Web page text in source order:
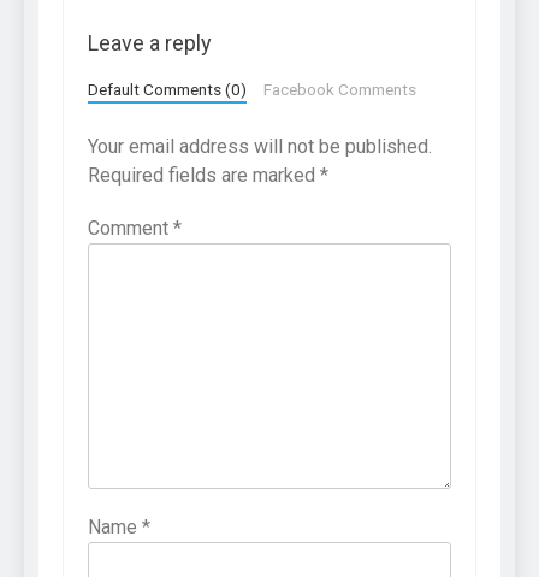
Leave a reply
Default Comments (0) Facebook Comments
Your email address will not be published.
Required fields are marked *
Comment *
Name *